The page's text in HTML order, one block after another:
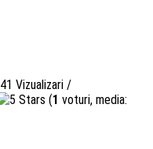
Vizualizari /
(1 voturi, media: